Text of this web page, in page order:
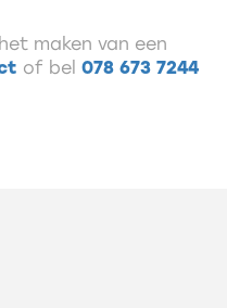
maken van een
of bel 078 673 7244